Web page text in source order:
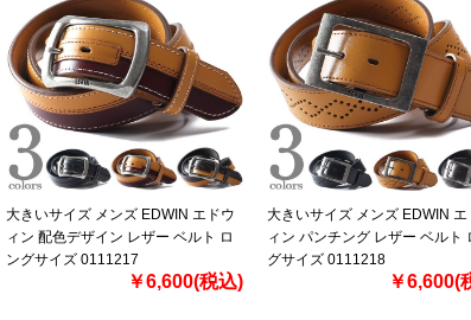
大きいサイズ メンズ EDWIN エドウ
ィン 配色デザイン レザー ベルト ロ
ングサイズ 0111217
￥6,600(税込)
大きいサイズ メンズ EDWIN エ
ィン パンチング レザー ベルト
グサイズ 0111218
￥6,600(